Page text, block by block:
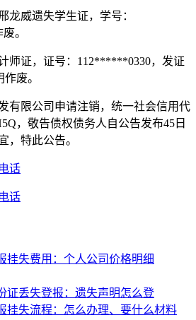
龙威遗失学生证，学号：
。
师证，证号：112******0330，发证
废。
有限公司申请注销，统一社会信用代
，敬告债权债务人自公告发布45日
，特此公告。
话
话
挂失费用：个人公司价格明细
证丢失登报：遗失声明怎么登
挂失流程：怎么办理、要什么材料